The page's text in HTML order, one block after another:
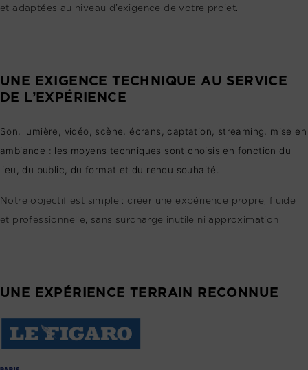
et adaptées au niveau d’exigence de votre projet.
UNE EXIGENCE TECHNIQUE AU SERVICE
DE L’EXPÉRIENCE
Son, lumière, vidéo, scène, écrans, captation, streaming, mise en
ambiance : les moyens techniques sont choisis en fonction du
lieu, du public, du format et du rendu souhaité.
Notre objectif est simple : créer une expérience propre, fluide
et professionnelle, sans surcharge inutile ni approximation.
UNE EXPÉRIENCE TERRAIN RECONNUE